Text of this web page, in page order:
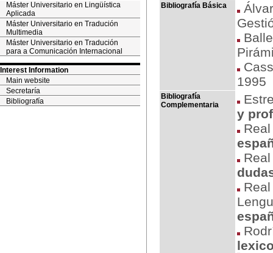
Máster Universitario en Lingüística
Aplicada
Máster Universitario en Tradución
Multimedia
Máster Universitario en Tradución
para a Comunicación Internacional
Interest Information
Main website
Secretaría
Bibliografía
Bibliografía Básica
1995
Bibliografía
Complementaria
y